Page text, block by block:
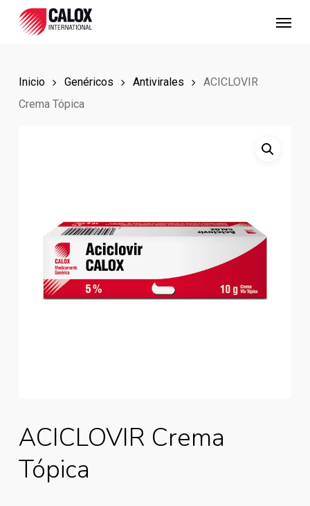
Inicio Genéricos Antivirales
ACICLOVIR
Crema Tópica
ACICLOVIR Crema
Tópica